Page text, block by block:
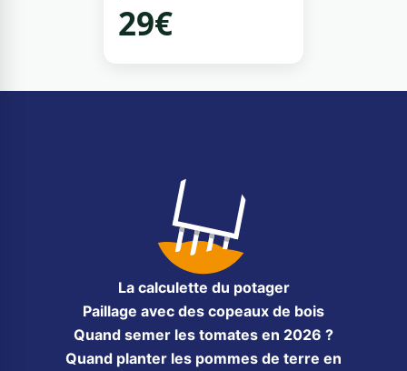
29€
La calculette du potager
Paillage avec des copeaux de bois
Quand semer les tomates en 2026 ?
Quand planter les pommes de terre en